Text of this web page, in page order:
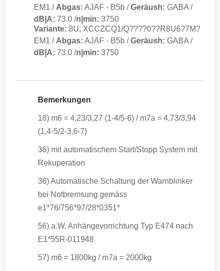
EM1 / Abgas: AJAF - B5b /Geräush: GABA /
dB|A: 73.0 /n|min: 3750
Variante: 8U; XCCZCQ1/Q????0??R8U6?7M?
EM1 / Abgas: AJAF - B5b /Geräush: GABA /
dB|A: 73.0 /n|min: 3750
Bemerkungen
18) m6 = 4,23/3,27 (1-4/5-6) / m7a = 4,73/3,94
(1,4-5/2-3,6-7)
36) mit automatischem Start/Stopp System mit
Rekuperation
36) Automatische Schaltung der Warnblinker
bei Notbremsung gemäss
e1*76/756*97/28*0351*
56) a.W. Anhängevorrichtung Typ E474 nach
E1*55R-011948
57) m6 = 1800kg / m7a = 2000kg